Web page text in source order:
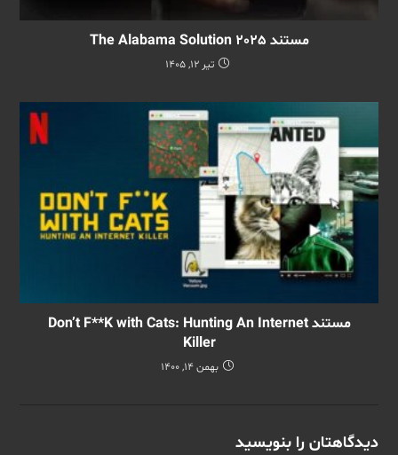
مستند The Alabama Solution 2025
تیر 12, 1405
مستند Don’t F**K with Cats: Hunting An Internet
Killer
بهمن 14, 1400
دیدگاهتان را بنویسید